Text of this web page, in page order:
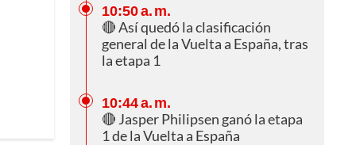
10:50 a. m.
🔴 Así quedó la clasificación
general de la Vuelta a España, tras
la etapa 1
10:44 a. m.
🔴 Jasper Philipsen ganó la etapa
1 de la Vuelta a España